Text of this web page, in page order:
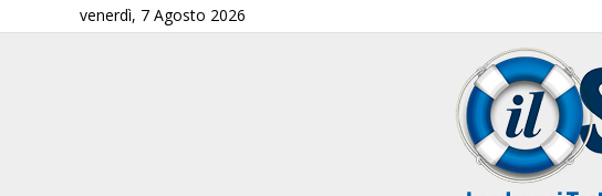
venerdì, 7 Agosto 2026